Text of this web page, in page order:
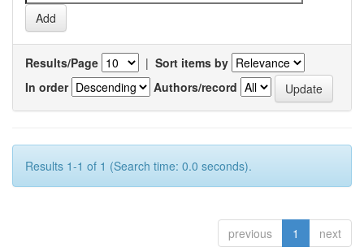
Results/Page | Sort items by
In order
Authors/record
Results 1-1 of 1 (Search time: 0.0 seconds).
previous 1 next